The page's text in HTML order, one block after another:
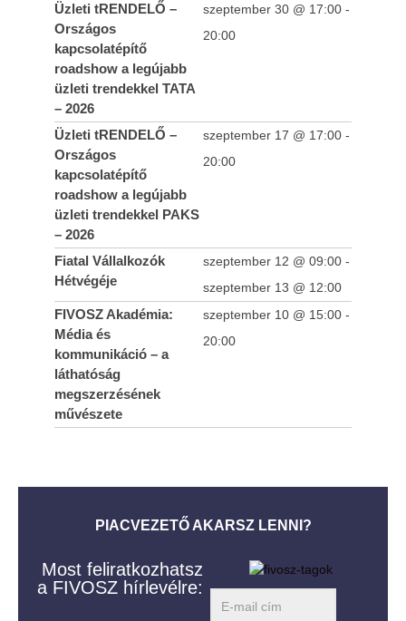
Üzleti tRENDELŐ –
Országos
kapcsolatépítő
roadshow a legújabb
üzleti trendekkel TATA
– 2026
szeptember 30 @ 17:00 -
20:00
Üzleti tRENDELŐ –
Országos
kapcsolatépítő
roadshow a legújabb
üzleti trendekkel PAKS
– 2026
szeptember 17 @ 17:00 -
20:00
Fiatal Vállalkozók
Hétvégéje
szeptember 12 @ 09:00 -
szeptember 13 @ 12:00
FIVOSZ Akadémia:
Média és
kommunikáció – a
láthatóság
megszerzésének
művészete
szeptember 10 @ 15:00 -
20:00
PIACVEZETŐ AKARSZ LENNI?
Most feliratkozhatsz
a FIVOSZ hírlevélre: